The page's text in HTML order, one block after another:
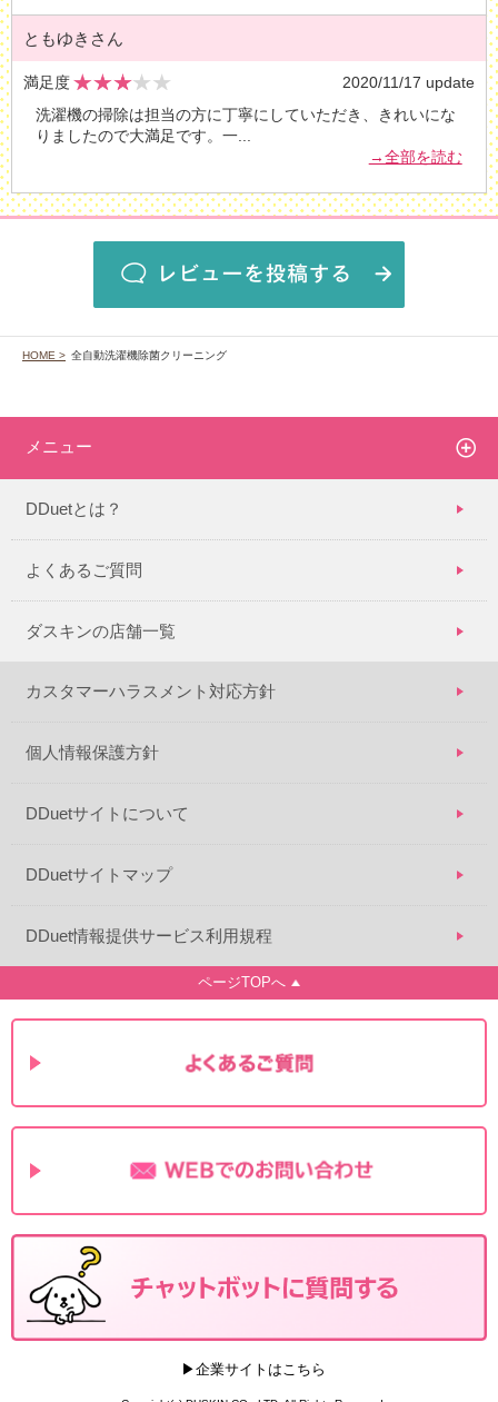
ともゆきさん
満足度
2020/11/17 update
洗濯機の掃除は担当の方に丁寧にしていただき、きれいにな
りましたので大満足です。一...
→全部を読む
HOME > 全自動洗濯機除菌クリーニング
メニュー
DDuetとは？
よくあるご質問
ダスキンの店舗一覧
カスタマーハラスメント対応方針
個人情報保護方針
DDuetサイトについて
DDuetサイトマップ
DDuet情報提供サービス利用規程
ページTOPへ
▶企業サイトはこちら